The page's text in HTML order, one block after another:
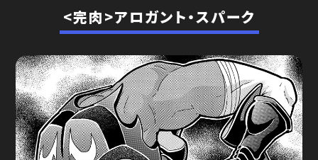
キン肉マンとは？
最新情報
アニメ
コミックス
<完肉>アロガント・スパーク